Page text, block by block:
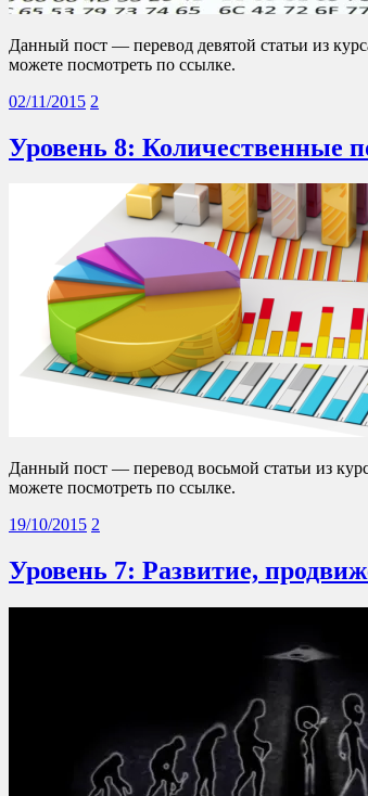
Данный пост — перевод девятой статьи из
можете посмотреть по ссылке.
02/11/2015 2
Уровень 8: Количественные
Данный пост — перевод восьмой статьи из
можете посмотреть по ссылке.
19/10/2015 2
Уровень 7: Развитие,